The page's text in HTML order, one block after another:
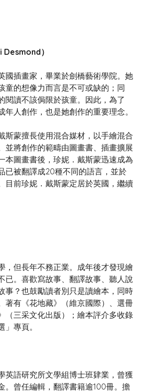
）
插畫家，畢業於劍橋藝術學院。她
童的想像力而言是不可或缺的；同
閱讀不該侷限於孩童。因此，為了
年人創作，也是她創作的重要理念。
蒙擅長使用混合媒材，以手繪混合
並將創作的範疇由圖畫書、插畫擴展
本圖畫書後，珍妮．戴斯蒙迅速成為
已被翻譯成20種不同的語言，並於
目前珍妮．戴斯蒙定居於英國，繼續
但長年不務正業。成年後才發現繪
已。喜歡寫故事、翻譯故事、聽人說
事？也鼓勵讀者別只是讀繪本，同時
著有《花地藏》（維京國際）、選冊
（三采文化出版）；繪本評介多收錄
專頁。
語研究所文學組博士班肄業，曾獲
。曾任編輯，翻譯書籍逾100冊。擔